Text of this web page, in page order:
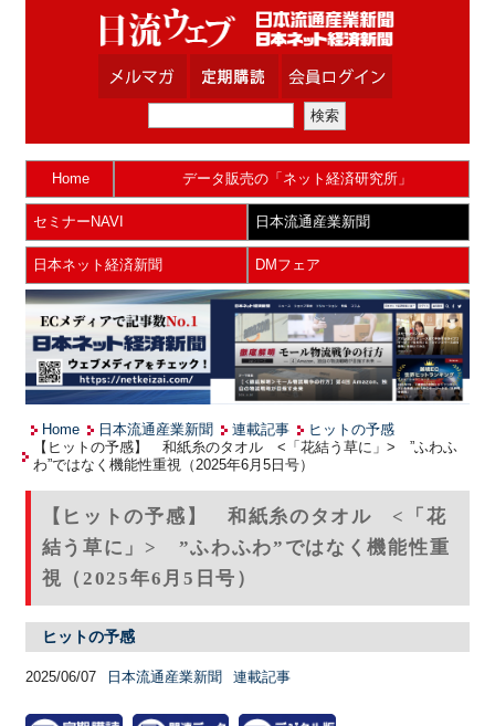
Home データ販売の「ネット経済研究所」
セミナーNAVI 日本流通産業新聞
日本ネット経済新聞 DMフェア
Home 日本流通産業新聞 連載記事
ヒットの予感
【ヒットの予感】 和紙糸のタオル <「花結う草に」> ”ふわふ
わ”ではなく機能性重視（2025年6月5日号）
【ヒットの予感】 和紙糸のタオル <「花
結う草に」> ”ふわふわ”ではなく機能性重
視（2025年6月5日号）
ヒットの予感
2025/06/07 日本流通産業新聞 連載記事